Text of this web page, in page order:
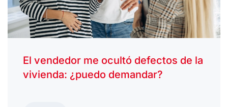
El vendedor me ocultó defectos de la
vivienda: ¿puedo demandar?